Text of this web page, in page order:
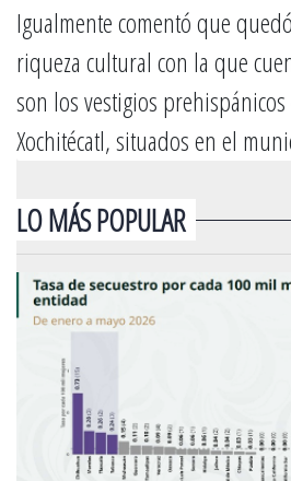
Igualmente comentó que
riqueza cultural con la que
son los vestigios prehispánicos
Xochitécatl, situados en el
LO MÁS POPULAR